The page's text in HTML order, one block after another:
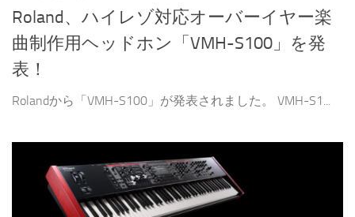
Roland、ハイレゾ対応オーバーイヤー楽
曲制作用ヘッドホン「VMH-S100」を発
表！
Rolandから「VMH-S100」が発表されました。 VMH-S1...